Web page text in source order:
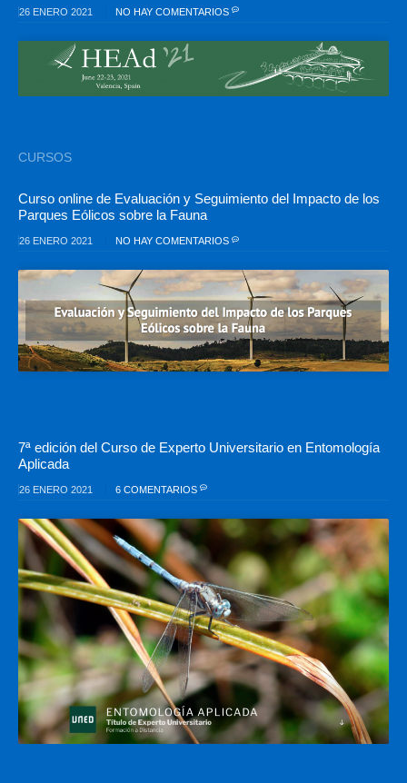
26 ENERO 2021 NO HAY COMENTARIOS
CURSOS
Curso online de Evaluación y Seguimiento del Impacto de los
Parques Eólicos sobre la Fauna
26 ENERO 2021 NO HAY COMENTARIOS
7ª edición del Curso de Experto Universitario en Entomología
Aplicada
26 ENERO 2021 6 COMENTARIOS